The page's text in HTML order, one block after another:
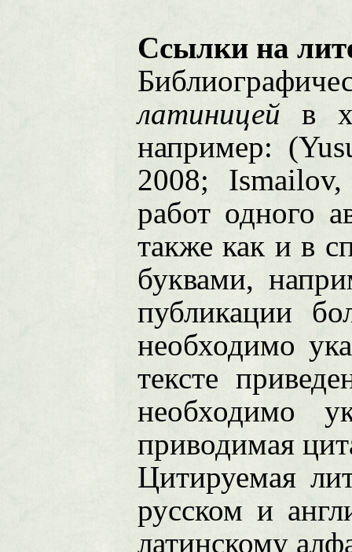
Ссылки на
латиницейв
например:
2008; Ismailov,
работ одного
также как и в
буквами,
публикации
необходимо
тексте
необходимо
приводимая
Цитируемая
русском и
латинскому